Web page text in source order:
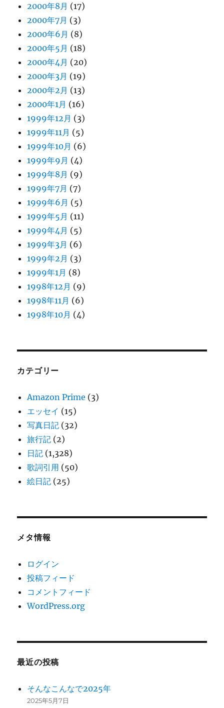
2000年8月 (17)
2000年7月 (3)
2000年6月 (8)
2000年5月 (18)
2000年4月 (20)
2000年3月 (19)
2000年2月 (13)
2000年1月 (16)
1999年12月 (3)
1999年11月 (5)
1999年10月 (6)
1999年9月 (4)
1999年8月 (9)
1999年7月 (7)
1999年6月 (5)
1999年5月 (11)
1999年4月 (5)
1999年3月 (6)
1999年2月 (3)
1999年1月 (8)
1998年12月 (9)
1998年11月 (6)
1998年10月 (4)
カテゴリー
Amazon Prime (3)
エッセイ (15)
写真日記 (32)
旅行記 (2)
日記 (1,328)
歌詞引用 (50)
絵日記 (25)
メタ情報
ログイン
投稿フィード
コメントフィード
WordPress.org
最近の投稿
そんなこんなで2025年
2025年5月7日